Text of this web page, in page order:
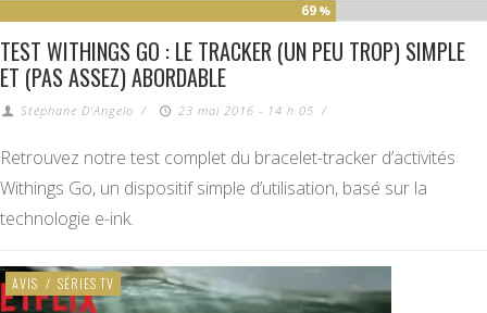
69 %
TEST WITHINGS GO : LE TRACKER (UN PEU TROP) SIMPLE
ET (PAS ASSEZ) ABORDABLE
Stéphane D'Angelo / 23 mai 2016 - 14 h 05 /
Retrouvez notre test complet du bracelet-tracker d’activités
Withings Go, un dispositif simple d’utilisation, basé sur la
technologie e-ink.
AVIS / SÉRIES TV